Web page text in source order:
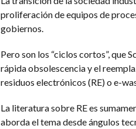
proliferación de equipos de
gobiernos.
Pero son los “ciclos cortos”, que
rápida obsolescencia y el
residuos electrónicos (RE) o e-
La literatura sobre RE es
aborda el tema desde ángulos